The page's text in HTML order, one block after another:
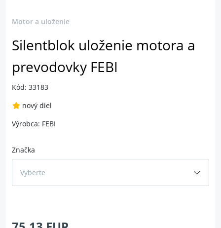
Motor a uloženie
Silentblok uloženie motora a
prevodovky FEBI
Kód: 33183
nový diel
Výrobca: FEBI
Značka
Vyberte